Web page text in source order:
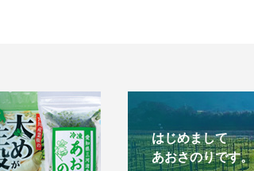
はじめまして
あおさのりです。